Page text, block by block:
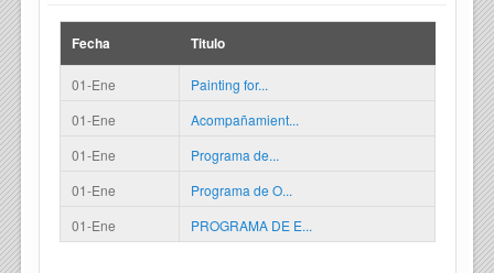
Fecha Titulo
01-Ene
Painting for...
01-Ene
Acompañamient...
01-Ene
Programa de...
01-Ene
Programa de O...
01-Ene
PROGRAMA DE E...